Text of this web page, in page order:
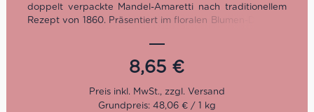
doppelt verpackte Mandel-Amaretti nach traditionellem
Rezept von 1860. Präsentiert im floralen Blumen-Design –
8,65 €
Grundpreis: 48,06 € / 1 kg